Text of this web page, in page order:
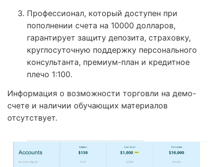
Профессионал, который доступен при
пополнении счета на 10000 долларов,
гарантирует защиту депозита, страховку,
круглосуточную поддержку персонального
консультанта, премиум-план и кредитное
плечо 1:100.
Информация о возможности торговли на демо-
счете и наличии обучающих материалов
отсутствует.